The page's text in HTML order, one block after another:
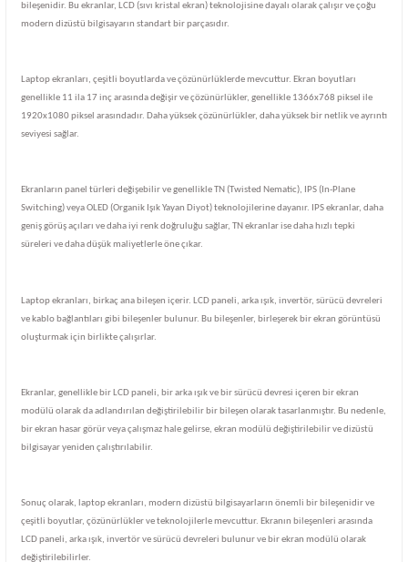
bileşenidir. Bu ekranlar, LCD (sıvı kristal ekran) teknolojisine dayalı olarak çalışır ve çoğu
modern dizüstü bilgisayarın standart bir parçasıdır.
Laptop ekranları, çeşitli boyutlarda ve çözünürlüklerde mevcuttur. Ekran boyutları
genellikle 11 ila 17 inç arasında değişir ve çözünürlükler, genellikle 1366x768 piksel ile
1920x1080 piksel arasındadır. Daha yüksek çözünürlükler, daha yüksek bir netlik ve ayrıntı
seviyesi sağlar.
Ekranların panel türleri değişebilir ve genellikle TN (Twisted Nematic), IPS (In-Plane
Switching) veya OLED (Organik Işık Yayan Diyot) teknolojilerine dayanır. IPS ekranlar, daha
geniş görüş açıları ve daha iyi renk doğruluğu sağlar, TN ekranlar ise daha hızlı tepki
süreleri ve daha düşük maliyetlerle öne çıkar.
Laptop ekranları, birkaç ana bileşen içerir. LCD paneli, arka ışık, invertör, sürücü devreleri
ve kablo bağlantıları gibi bileşenler bulunur. Bu bileşenler, birleşerek bir ekran görüntüsü
oluşturmak için birlikte çalışırlar.
Ekranlar, genellikle bir LCD paneli, bir arka ışık ve bir sürücü devresi içeren bir ekran
modülü olarak da adlandırılan değiştirilebilir bir bileşen olarak tasarlanmıştır. Bu nedenle,
bir ekran hasar görür veya çalışmaz hale gelirse, ekran modülü değiştirilebilir ve dizüstü
bilgisayar yeniden çalıştırılabilir.
Sonuç olarak, laptop ekranları, modern dizüstü bilgisayarların önemli bir bileşenidir ve
çeşitli boyutlar, çözünürlükler ve teknolojilerle mevcuttur. Ekranın bileşenleri arasında
LCD paneli, arka ışık, invertör ve sürücü devreleri bulunur ve bir ekran modülü olarak
değiştirilebilirler.